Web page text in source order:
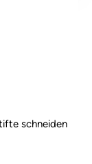
schneiden